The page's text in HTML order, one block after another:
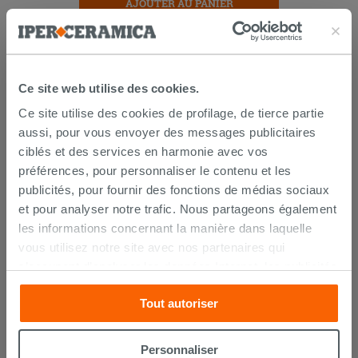
Ce site web utilise des cookies.
Ce site utilise des cookies de profilage, de tierce partie
aussi, pour vous envoyer des messages publicitaires
ciblés et des services en harmonie avec vos
préférences, pour personnaliser le contenu et les
publicités, pour fournir des fonctions de médias sociaux
et pour analyser notre trafic. Nous partageons également
les informations concernant la manière dans laquelle
vous utilisez notre site avec nos partenaires qui
et les réseaux sociaux. Lesdits partenaires pourraient
combiner ces informations avec d’autres que vous leur
avez fournies ou qu’ils ont recueillies à partir de votre
utilisation sur leurs services. Si vous souhaitez en savoir
Tout autoriser
Personnaliser
AJOUTER AU PANIER
LIVRAISON GARANTIE
Votre commande sera
livrée chez vous en 15 jours
ouvrésà compter de la réception du paiement.
Les échantillons sont habituellement livrés en
quelques jours.
IPERCERAMICA collabore depuis de nombreuses
années avec les plus grandsspécialistes des
transports internationauxet l'expédition des produits
est suivie par tracking.